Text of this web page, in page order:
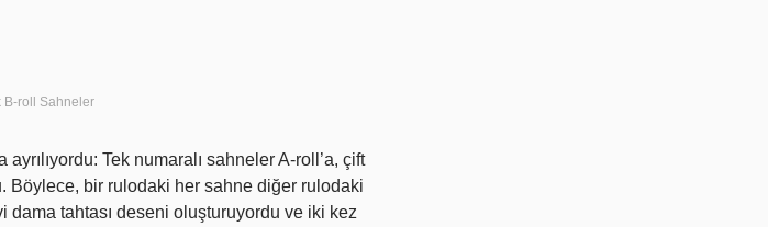
B-roll Sahneler
Tek numaralı sahneler A-roll’a, çift
Böylece, bir rulodaki her sahne diğer rulodaki
tahtası deseni oluşturuyordu ve iki kez